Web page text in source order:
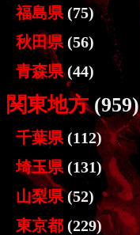
福島県 (75)
秋田県 (56)
青森県(44)
関東地方(959)
千葉県 (112)
埼玉県 (131)
山梨県(52)
東京都(229)